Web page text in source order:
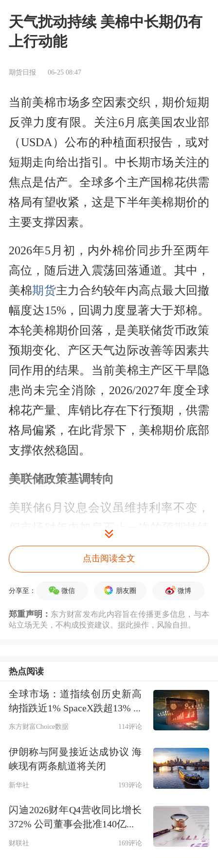
天气扰动持续 美棉中长期仍有
上行动能
期货日报 06-25 08:47
当前美棉市场多空因素交织，期价短期
反弹力度有限。关注6月底美国农业部
（USDA）公布的种植面积报告，或对
短期走向给出指引。中长期市场关注的
焦点是估产。全球多个主产国棉花供需
格局有望收紧，这是下半年美棉期价的
主要支撑因素。
2026年5月初，内外棉价同步升至两年
高位，随后进入震荡回落通道。其中，
美棉期货主力合约较年内高点最大回撤
幅度达15%，回调力度显著大于郑棉。
本轮美棉期价回落，是美联储货币政策
预期变化、产区天气边际改善等因素共
同作用的结果。当前美棉主产区干旱隐
患尚未完全消除，2026/2027年度全球
棉花产量、库销比存在下行预期，供需
格局偏紧，在此背景下，美棉期价底部
支撑依然稳固。
美联储政策基调转向
美联储6月议息会议虽维持利率不变，
但市场对年内加息不止一次的预期持续
升温，宏观情绪明显转向。本次会议
上，除美联储主席沃什未提交个人预测
外，其余18位投票委员均大幅上调年内
通胀预期与年底利率预测，市场关注焦
点已经从“降息周期何时开启”转向“年
性偏宽松切换为中性偏“鹰”。
干旱扰动仍存
天气扰动是本轮美棉期价上涨行情的主
要驱动之一，也是后市关注重点。自
2026年美棉播种季启动以来，主产区持
续遭遇干旱天气侵袭。截至2026年6月
16日，受D2至D4级别干旱影响的美棉
种植面积占比为44%，较一个月前下降
45个百分点，干旱态势边际缓解；但去
点击阅读全文
分享至： 微信 朋友圈 微博
郑重声明： 东方财富发布此内容旨在传播更多信息，与本
站立场无关，不构成投资建议。据此操作，风险自担。
热点阅读
全球市场：道指续创历史新高
纳指跌近1% SpaceX跌超13% ...
东方财富Choice数据 114评论
伊朗称与阿曼接近达成协议 海
峡现有两条航道将关闭
新华社 193评论
闪迪2026财年Q4营收同比增长
372% 公司董事会批准140亿...
财联社 169评论